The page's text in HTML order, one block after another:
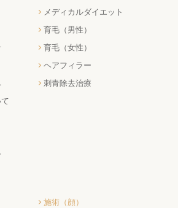
メディカルダイエット
育毛（男性）
育毛（女性）
ヘアフィラー
刺青除去治療
施術（顔）